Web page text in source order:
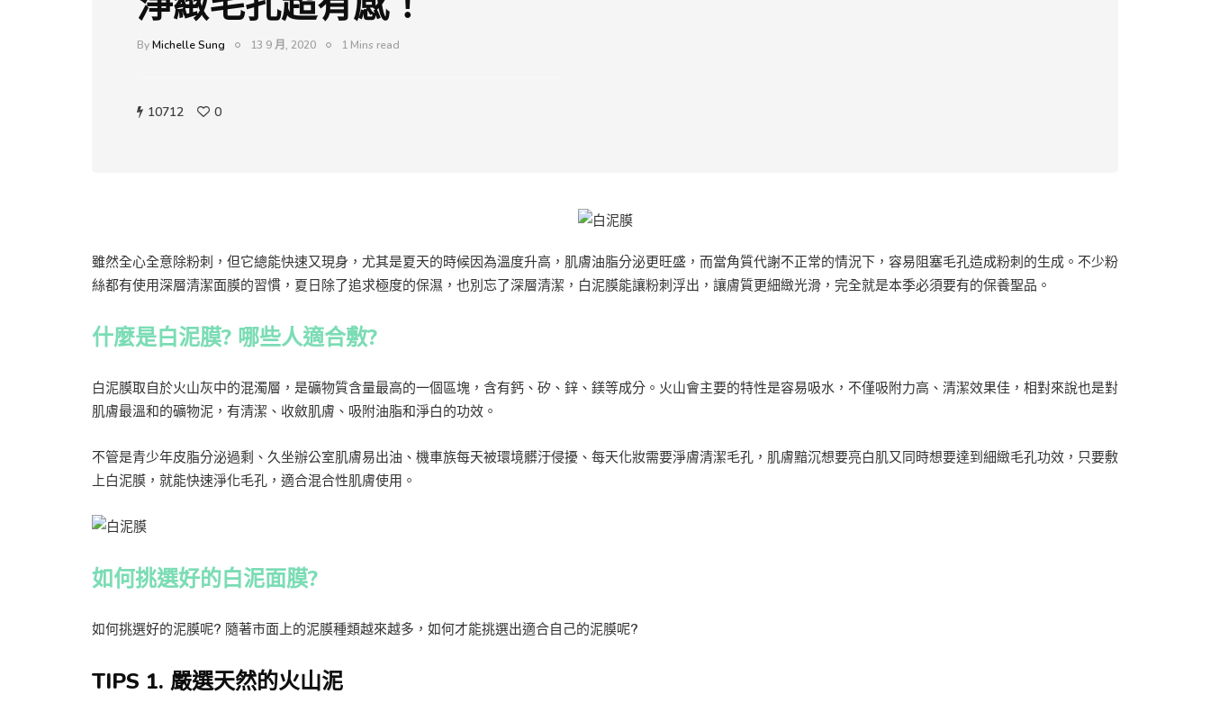
ByMichelle Sung 13 9 月, 2020 1 Mins read
10712 0
雖然全心全意除粉刺，但它總能快速又現身，尤其是夏天的時候因為溫度升高，肌膚油脂分泌更旺盛，而當角質代謝不正常的情況下，容易阻塞毛孔造成粉刺的生成。不少粉
絲都有使用深層清潔面膜的習慣，夏日除了追求極度的保濕，也別忘了深層清潔，白泥膜能讓粉刺浮出，讓膚質更細緻光滑，完全就是本季必須要有的保養聖品。
什麼是白泥膜? 哪些人適合敷?
白泥膜取自於火山灰中的混濁層，是礦物質含量最高的一個區塊，含有鈣、矽、鋅、鎂等成分。火山會主要的特性是容易吸水，不僅吸附力高、清潔效果佳，相對來說也是對
肌膚最溫和的礦物泥，有清潔、收斂肌膚、吸附油脂和淨白的功效。
不管是青少年皮脂分泌過剩、久坐辦公室肌膚易出油、機車族每天被環境髒汙侵擾、每天化妝需要淨膚清潔毛孔，肌膚黯沉想要亮白肌又同時想要達到細緻毛孔功效，只要敷
上白泥膜，就能快速淨化毛孔，適合混合性肌膚使用。
如何挑選好的白泥面膜?
如何挑選好的泥膜呢? 隨著市面上的泥膜種類越來越多，如何才能挑選出適合自己的泥膜呢?
TIPS 1. 嚴選天然的火山泥